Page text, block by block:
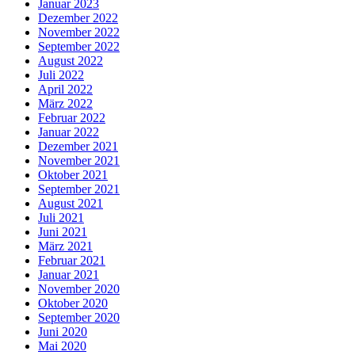
Januar 2023
Dezember 2022
November 2022
September 2022
August 2022
Juli 2022
April 2022
März 2022
Februar 2022
Januar 2022
Dezember 2021
November 2021
Oktober 2021
September 2021
August 2021
Juli 2021
Juni 2021
März 2021
Februar 2021
Januar 2021
November 2020
Oktober 2020
September 2020
Juni 2020
Mai 2020